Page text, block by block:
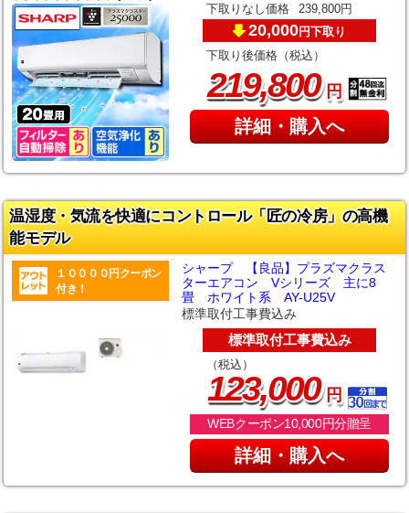
下取りなし価格 239,800円
20,000円下取り
下取り後価格（税込）
219,800円
詳細・購入へ
温湿度・気流を快適にコントロール「匠の冷房」の高機
能モデル
１００００円クーポン
付き！
シャープ 【良品】プラズマクラス
ターエアコン Vシリーズ 主に8
畳 ホワイト系 AY-U25V
標準取付工事費込み
標準取付工事費込み
（税込）
123,000円
WEBクーポン10,000円分贈呈
詳細・購入へ